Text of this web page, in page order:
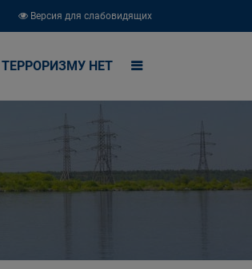
Версия для слабовидящих
ТЕРРОРИЗМУ НЕТ